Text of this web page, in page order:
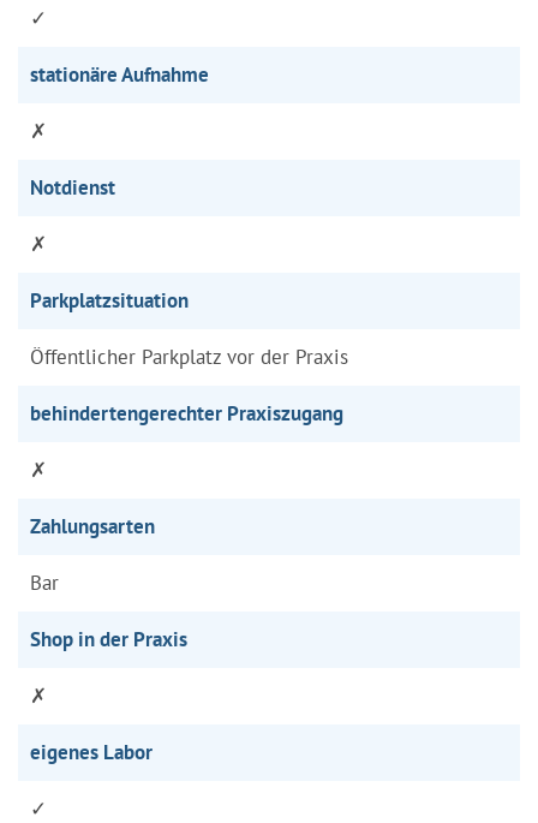
✓
stationäre Aufnahme
✗
Notdienst
✗
Parkplatzsituation
Öffentlicher Parkplatz vor der Praxis
behindertengerechter Praxiszugang
✗
Zahlungsarten
Bar
Shop in der Praxis
✗
eigenes Labor
✓